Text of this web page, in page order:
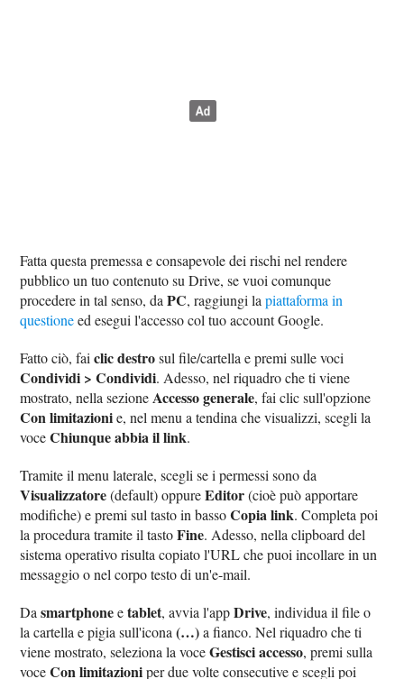
Fatta questa premessa e consapevole dei rischi nel rendere
pubblico un tuo contenuto su Drive, se vuoi comunque
procedere in tal senso, daPC, raggiungi lapiattaforma in
questioneed esegui l'accesso col tuo account Google.
Fatto ciò, faiclic destrosul file/cartella e premi sulle voci
Condividi > Condividi. Adesso, nel riquadro che ti viene
mostrato, nella sezioneAccesso generale, fai clic sull'opzione
Con limitazionie, nel menu a tendina che visualizzi, scegli la
voceChiunque abbia il link.
Tramite il menu laterale, scegli se i permessi sono da
Visualizzatore(default) oppureEditor(cioè può apportare
modifiche) e premi sul tasto in bassoCopia link. Completa poi
la procedura tramite il tastoFine. Adesso, nella clipboard del
sistema operativo risulta copiato l'URL che puoi incollare in un
messaggio o nel corpo testo di un'e-mail.
Dasmartphoneetablet, avvia l'appDrive, individua il file o
la cartella e pigia sull'icona(…)a fianco. Nel riquadro che ti
viene mostrato, seleziona la voceGestisci accesso, premi sulla
voceCon limitazioniper due volte consecutive e scegli poi